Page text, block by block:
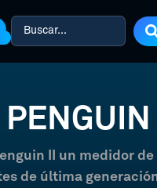
PENGUIN
II un medidor
de última